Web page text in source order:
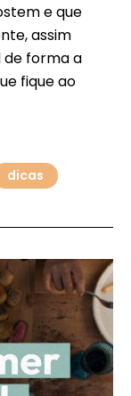
e que
assim
forma a
fique ao
dicas